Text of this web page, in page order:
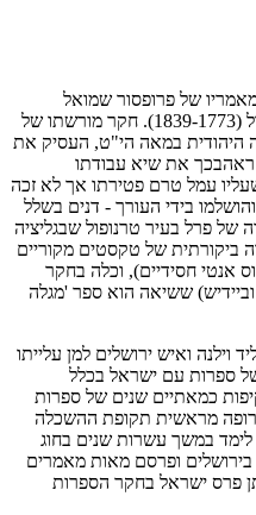
של פרופסור שמואל
ורסס שנכתבו סביב יצירתו של יוסף פרל (1839-1773). חקר מורשתו של
היהודית במאה הי"ט, העסיק את
ראהבכך את שיא עבודתו
עמל טרם פטירתו אך לא זכה
בידי העורך - דנים בשלל
של פרל בעיר טרנופול שבגליציה
ביקורתית של טקסטים מקוריים
אנטי חסידיים), וכלה בחקר
ששיאה הוא ספר 'מגלה
שמואל ורסס (2010-1915), יליד וילנה ואיש ירושלים למן עלייתו
של ספרות עם ישראל בכלל
כמאתיים שנים של ספרות
מראשית תקופת ההשכלה
במשך עשרות שנים בחוג
ופרסם מאות מאמרים
1989 הוכתר כחתן פרס ישראל בחקר הספרות